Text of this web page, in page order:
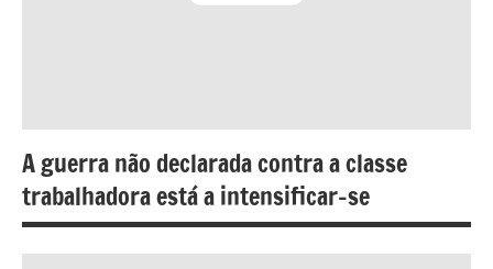
A guerra não declarada contra a classe
trabalhadora está a intensificar-se